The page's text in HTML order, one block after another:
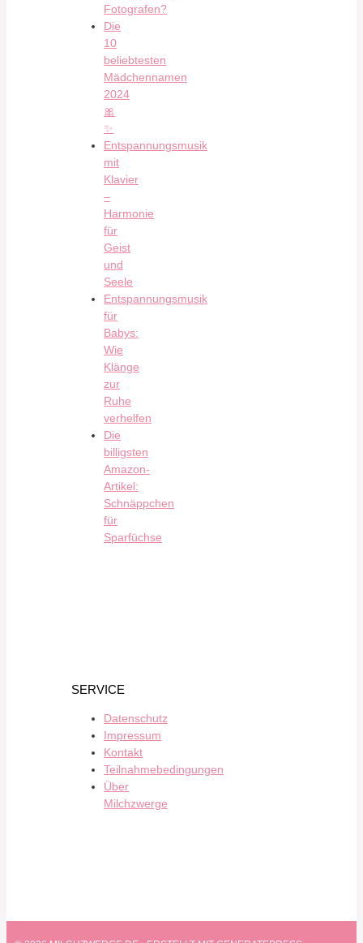
Fotografen?
Die
10
beliebtesten
Mädchennamen
2024
🎀
✨
Entspannungsmusik
mit
Klavier
–
Harmonie
für
Geist
und
Seele
Entspannungsmusik
für
Babys:
Wie
Klänge
zur
Ruhe
verhelfen
Die
billigsten
Amazon-
Artikel:
Schnäppchen
für
Sparfüchse
SERVICE
Datenschutz
Impressum
Kontakt
Teilnahmebedingungen
Über
Milchzwerge